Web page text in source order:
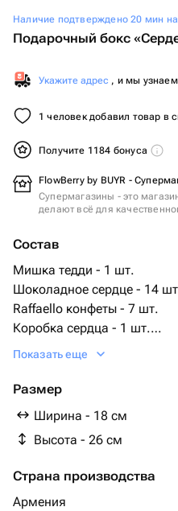
Наличие подтверждено 20 мин
Подарочный бокс
Укажите адрес , и мы
1 человек добавил товар в
Получите 1184 бонуса
FlowBerry by BUYR -
Супермагазины - это
делают всё для
Состав
Мишка тедди - 1 шт.
Шоколадное сердце - 14
Raffaello конфеты - 7 шт.
Коробка сердца - 1 шт.
шары сердечки - 3 шт.
Показать еще
Размер
Ширина - 18 см
Высота - 26 см
Страна производства
Армения